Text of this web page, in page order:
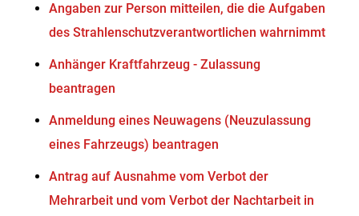
Angaben zur Person mitteilen, die die Aufgaben
des Strahlenschutzverantwortlichen wahrnimmt
Anhänger Kraftfahrzeug - Zulassung
beantragen
Anmeldung eines Neuwagens (Neuzulassung
eines Fahrzeugs) beantragen
Antrag auf Ausnahme vom Verbot der
Mehrarbeit und vom Verbot der Nachtarbeit in